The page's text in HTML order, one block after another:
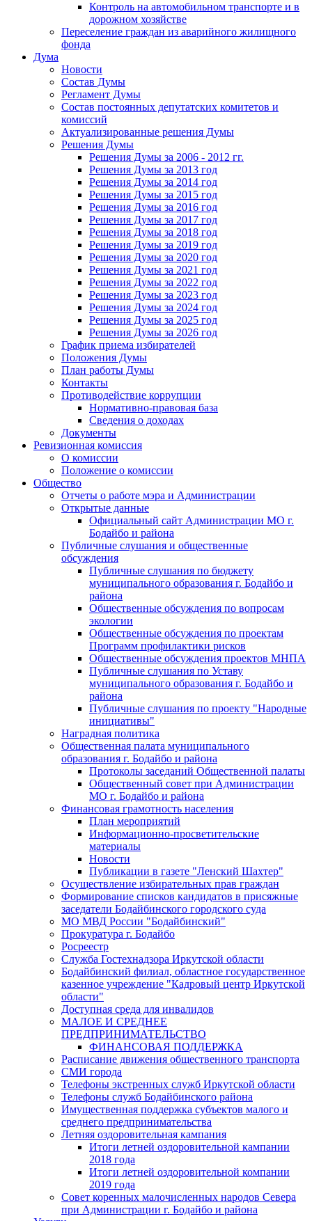
Контроль на автомобильном транспорте и в
дорожном хозяйстве
Переселение граждан из аварийного жилищного
фонда
Дума
Новости
Состав Думы
Регламент Думы
Состав постоянных депутатских комитетов и
комиссий
Актуализированные решения Думы
Решения Думы
Решения Думы за 2006 - 2012 гг.
Решения Думы за 2013 год
Решения Думы за 2014 год
Решения Думы за 2015 год
Решения Думы за 2016 год
Решения Думы за 2017 год
Решения Думы за 2018 год
Решения Думы за 2019 год
Решения Думы за 2020 год
Решения Думы за 2021 год
Решения Думы за 2022 год
Решения Думы за 2023 год
Решения Думы за 2024 год
Решения Думы за 2025 год
Решения Думы за 2026 год
График приема избирателей
Положения Думы
План работы Думы
Контакты
Противодействие коррупции
Нормативно-правовая база
Сведения о доходах
Документы
Ревизионная комиссия
О комиссии
Положение о комиссии
Общество
Отчеты о работе мэра и Администрации
Открытые данные
Официальный сайт Администрации МО г.
Бодайбо и района
Публичные слушания и общественные
обсуждения
Публичные слушания по бюджету
муниципального образования г. Бодайбо и
района
Общественные обсуждения по вопросам
экологии
Общественные обсуждения по проектам
Программ профилактики рисков
Общественные обсуждения проектов МНПА
Публичные слушания по Уставу
муниципального образования г. Бодайбо и
района
Публичные слушания по проекту "Народные
инициативы"
Наградная политика
Общественная палата муниципального
образования г. Бодайбо и района
Протоколы заседаний Общественной палаты
Общественный совет при Администрации
МО г. Бодайбо и района
Финансовая грамотность населения
План мероприятий
Информационно-просветительские
материалы
Новости
Публикации в газете "Ленский Шахтер"
Осуществление избирательных прав граждан
Формирование списков кандидатов в присяжные
заседатели Бодайбинского городского суда
МО МВД России "Бодайбинский"
Прокуратура г. Бодайбо
Росреестр
Служба Гостехнадзора Иркутской области
Бодайбинский филиал, областное государственное
казенное учреждение "Кадровый центр Иркутской
области"
Доступная среда для инвалидов
МАЛОЕ И СРЕДНЕЕ
ПРЕДПРИНИМАТЕЛЬСТВО
ФИНАНСОВАЯ ПОДДЕРЖКА
Расписание движения общественного транспорта
СМИ города
Телефоны экстренных служб Иркутской области
Телефоны служб Бодайбинского района
Имущественная поддержка субъектов малого и
среднего предпринимательства
Летняя оздоровительная кампания
Итоги летней оздоровительной кампании
2018 года
Итоги летней оздоровительной компании
2019 года
Совет коренных малочисленных народов Севера
при Администрации г. Бодайбо и района